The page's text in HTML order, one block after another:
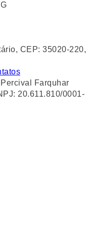
CEP: 35020-220,
Farquhar
20.611.810/0001-